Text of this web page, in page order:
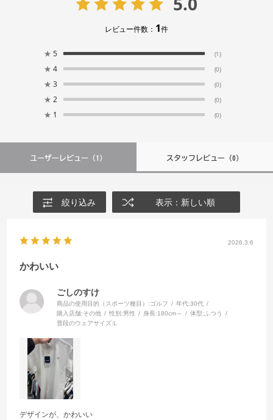
レビュー件数： 1件
★ 5 (1)
★ 4 (0)
★ 3 (0)
★ 2 (0)
★ 1 (0)
ユーザーレビュー （1） スタッフレビュー（0）
絞り込み 表示：新しい順
2026.3.6
かわいい
ごしのすけ
商品の使用目的（スポーツ種目）:ゴルフ 年代:30代
購入店舗:その他 性別:男性 身長:180cm～ 体型: ふつう
普段のウェアサイズ:L
デザインが、かわいい